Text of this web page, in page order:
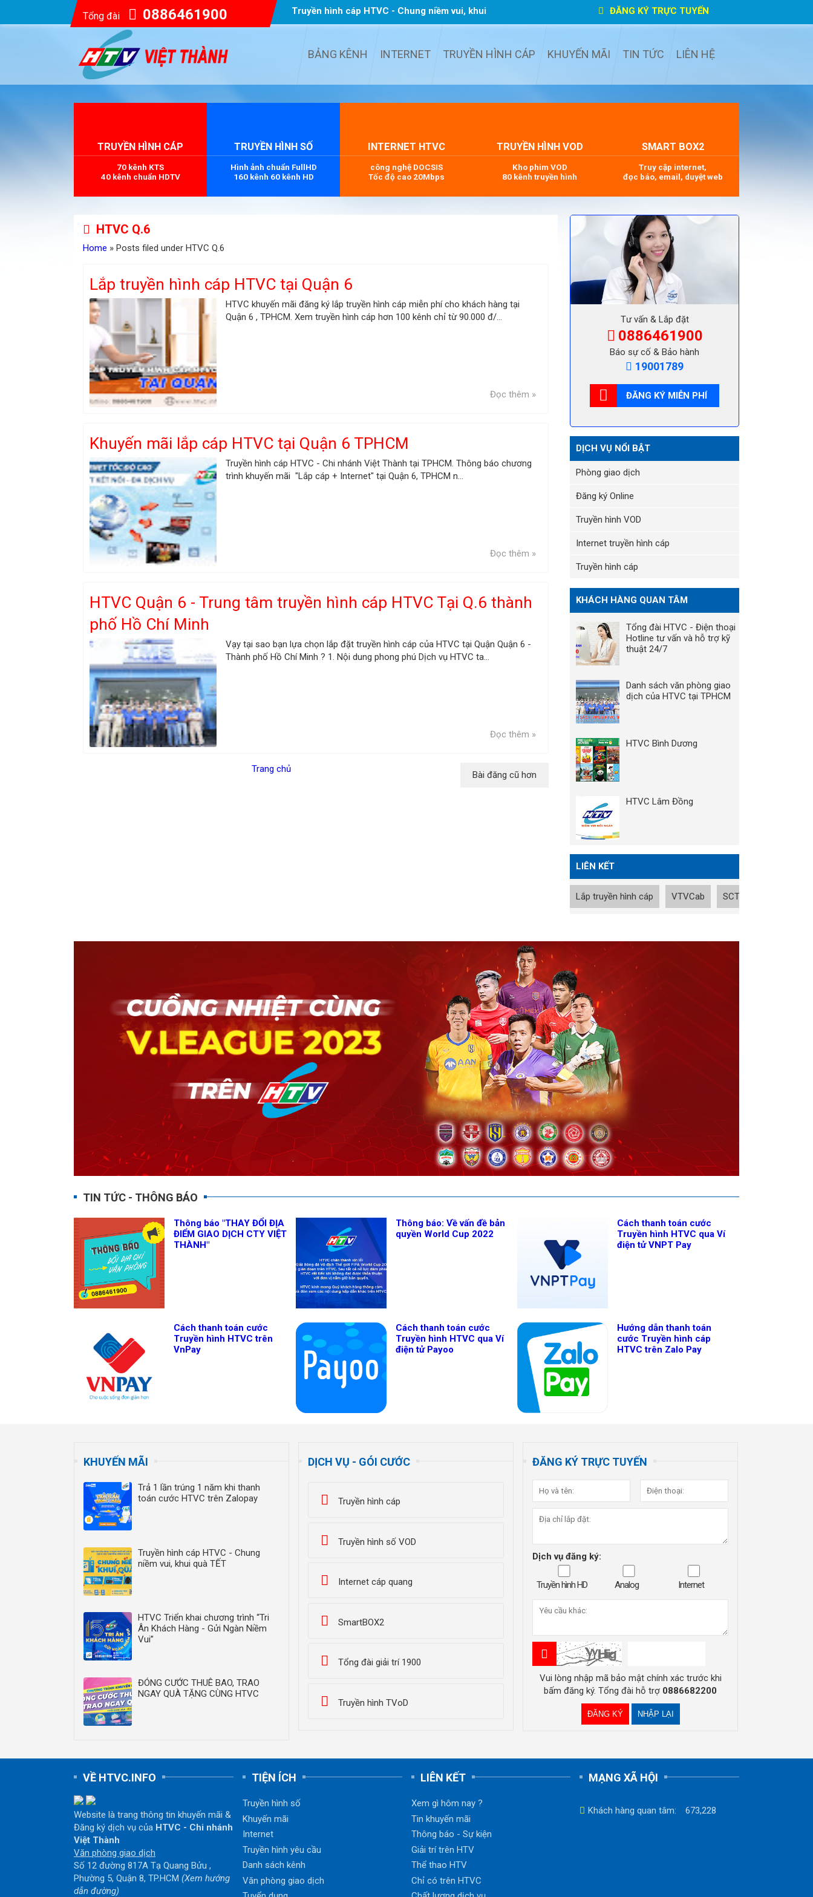
Tổng đài 0886461900 Truyền hình cáp HTVC - Chung niềm vui, khui ĐĂNG KÝ TRỰC TUYẾN
BẢNG KÊNH INTERNET TRUYỀN HÌNH CÁP KHUYẾN MÃI TIN TỨC LIÊN HỆ
TRUYỀN HÌNH CÁP
70 kênh KTS
40 kênh chuẩn HDTV
TRUYỀN HÌNH SỐ
Hình ảnh chuẩn FullHD
160 kênh 60 kênh HD
INTERNET HTVC
công nghệ DOCSIS
Tốc độ cao 20Mbps
TRUYỀN HÌNH VOD
Kho phim VOD
80 kênh truyền hình
SMART BOX2
Truy cập internet,
đọc báo, email, duyệt web
HTVC Q.6
Home » Posts filed under HTVC Q.6
Lắp truyền hình cáp HTVC tại Quận 6
HTVC khuyến mãi đăng ký lắp truyền hình cáp miễn phí cho khách hàng tại
Quận 6 , TPHCM. Xem truyền hình cáp hơn 100 kênh chỉ từ 90.000 đ/...
Đọc thêm »
Khuyến mãi lắp cáp HTVC tại Quận 6 TPHCM
Truyền hình cáp HTVC - Chi nhánh Việt Thành tại TPHCM. Thông báo chương
trình khuyến mãi "Lắp cáp + Internet" tại Quận 6, TPHCM n...
Đọc thêm »
HTVC Quận 6 - Trung tâm truyền hình cáp HTVC Tại Q.6 thành
phố Hồ Chí Minh
Vạy tại sao bạn lựa chọn lắp đặt truyền hình cáp của HTVC tại Quận Quận 6 -
Thành phố Hồ Chí Minh ? 1. Nội dung phong phú Dịch vụ HTVC ta...
Đọc thêm »
Bài đăng cũ hơn
Trang chủ
Tư vấn & Lắp đặt
0886461900
Báo sự cố & Bảo hành
19001789
ĐĂNG KÝ MIỄN PHÍ
DỊCH VỤ NỔI BẬT
Phòng giao dịch
Đăng ký Online
Truyền hình VOD
Internet truyền hình cáp
Truyền hình cáp
KHÁCH HÀNG QUAN TÂM
Tổng đài HTVC - Điện thoại
Hotline tư vấn và hỗ trợ kỹ
thuật 24/7
Danh sách văn phòng giao
dịch của HTVC tại TPHCM
HTVC Bình Dương
HTVC Lâm Đồng
LIÊN KẾT
Lắp truyền hình cáp VTVCab SCTV
TIN TỨC - THÔNG BÁO
Thông báo "THAY ĐỔI ĐỊA
ĐIỂM GIAO DỊCH CTY VIỆT
THÀNH"
Thông báo: Về vấn đề bản
quyền World Cup 2022
Cách thanh toán cước
Truyền hình HTVC qua Ví
điện tử VNPT Pay
Cách thanh toán cước
Truyền hình HTVC trên
VnPay
Cách thanh toán cước
Truyền hình HTVC qua Ví
điện tử Payoo
Hướng dẫn thanh toán
cước Truyền hình cáp
HTVC trên Zalo Pay
KHUYẾN MÃI
Trả 1 lần trúng 1 năm khi thanh
toán cước HTVC trên Zalopay
Truyền hình cáp HTVC - Chung
niềm vui, khui quà TẾT
HTVC Triển khai chương trình “Tri
Ân Khách Hàng - Gửi Ngàn Niềm
Vui”
ĐÓNG CƯỚC THUÊ BAO, TRAO
NGAY QUÀ TẶNG CÙNG HTVC
DỊCH VỤ - GÓI CƯỚC
Truyền hình cáp
Truyền hình số VOD
Internet cáp quang
SmartBOX2
Tổng đài giải trí 1900
Truyền hình TVoD
ĐĂNG KÝ TRỰC TUYẾN
Dịch vụ đăng ký:
Truyền hình HD Analog Internet
Vui lòng nhập mã bảo mật chính xác trước khi
bấm đăng ký. Tổng đài hỗ trợ 0886682200
VỀ HTVC.INFO
Website là trang thông tin khuyến mãi &
Đăng ký dịch vụ của HTVC - Chi nhánh
Việt Thành
Văn phòng giao dịch
Số 12 đường 817A Tạ Quang Bửu ,
Phường 5, Quận 8, TP.HCM (Xem hướng
dẫn đường)
TIỆN ÍCH
Truyền hình số
Khuyến mãi
Internet
Truyền hình yêu cầu
Danh sách kênh
Văn phòng giao dịch
LIÊN KẾT
Xem gì hôm nay ?
Tin khuyến mãi
Thông báo - Sự kiện
Giải trí trên HTV
Thể thao HTV
Chỉ có trên HTVC
MẠNG XÃ HỘI
Khách hàng quan tâm: 673,228